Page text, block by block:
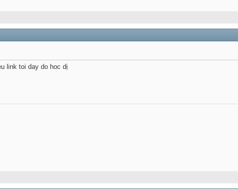
link toi day do hoc dị